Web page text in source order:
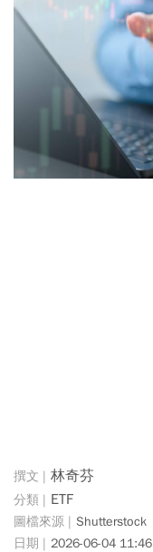
林奇芬
ETF
Shutterstock
2026-06-04 11:46